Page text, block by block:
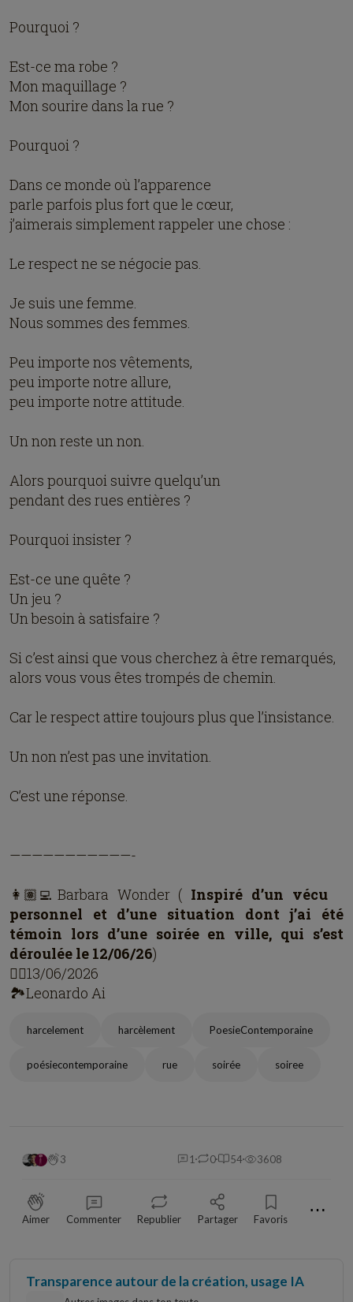
Pourquoi ?
Est-ce ma robe ?
Mon maquillage ?
Mon sourire dans la rue ?
Pourquoi ?
Dans ce monde où l’apparence
parle parfois plus fort que le cœur,
j’aimerais simplement rappeler une chose :
Le respect ne se négocie pas.
Je suis une femme.
Nous sommes des femmes.
Peu importe nos vêtements,
peu importe notre allure,
peu importe notre attitude.
Un non reste un non.
Alors pourquoi suivre quelqu’un
pendant des rues entières ?
Pourquoi insister ?
Est-ce une quête ?
Un jeu ?
Un besoin à satisfaire ?
Si c’est ainsi que vous cherchez à être remarqués,
alors vous vous êtes trompés de chemin.
Car le respect attire toujours plus que l’insistance.
Un non n’est pas une invitation.
C’est une réponse.
———————————-
👩🏽‍💻Barbara Wonder ( Inspiré d’un vécu
personnel et d’une situation dont j’ai été
témoin lors d’une soirée en ville, qui s’est
déroulée le 12/06/26)
✍🏼13/06/2026
🏞️Leonardo Ai
harcelement harcèlement PoesieContemporaine
poésiecontemporaine rue soirée soiree
3 1 0 54 3608
Aimer Commenter Republier Partager Favoris ⋯
Transparence autour de la création, usage IA